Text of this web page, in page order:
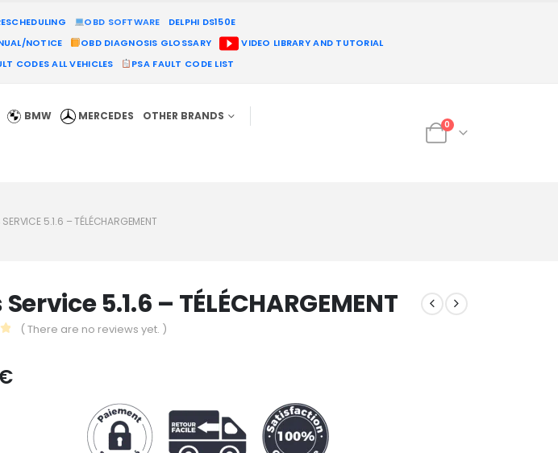
OBD SOFTWARE
DELPHI DS150E
NOTICE OBD DIAGNOSIS GLOSSARY
VIDEO LIBRARY AND TUTORIAL
CODES ALL VEHICLES PSA FAULT CODE LIST
BMW MERCEDES OTHER BRANDS
0
SERVICE 5.1.6 – TÉLÉCHARGEMENT
5.1.6 – TÉLÉCHARGEMENT
( There are no reviews yet. )